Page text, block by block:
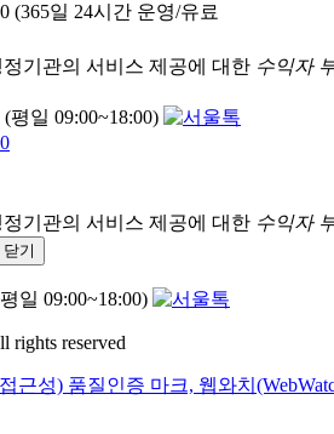
(365일 24시간 운영/유료
정기관의 서비스 제공에 대한 수익자
평일 09:00~18:00)
정기관의 서비스 제공에 대한 수익자
기
일 09:00~18:00)
rights reserved